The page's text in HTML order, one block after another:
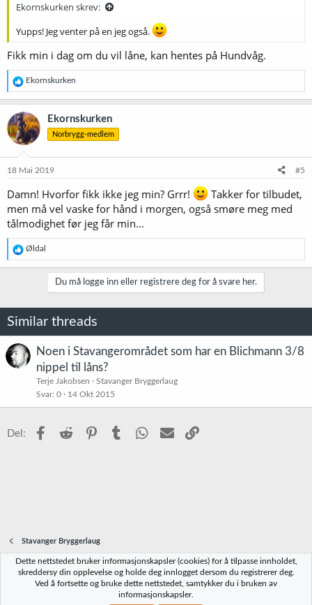
Ekornskurken skrev:
Yupps! Jeg venter på en jeg også.
Fikk min i dag om du vil låne, kan hentes på Hundvåg.
R
e
a
k
s
j
o
e
:
Ekornskurken
Ekornskurken
Norbrygg-medlem
18 Mai 2019 #5
Damn! Hvorfor fikk ikke jeg min? Grrr!
Takker for tilbudet,
men må vel vaske for hånd i morgen, også smøre meg med
tålmodighet før jeg får min...
R
e
a
n
e
r
:
Øldal
Du må logge inn eller registrere deg for å svare her.
Similar threads
Noen i Stavangerområdet som har en Blichmann 3/8
nippel til låns?
Terje Jakobsen
Stavanger Bryggerlaug
Svar 0 14 Okt 2015
Del: Facebook
Reddit PinterestTumblr WhatsApp
E-post
Stavanger Bryggerlaug
Norbrygg-default
Vilkår og regler Personvernregler
Dette nettstedet bruker informasjonskapsler (cookies) for å tilpasse innholdet,
skreddersy din opplevelse og holde deg innlogget dersom du registrerer deg.
Ved å fortsette og bruke dette nettstedet, samtykker du i bruken av
informasjonskapsler.